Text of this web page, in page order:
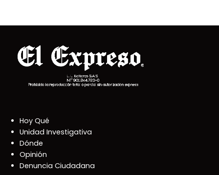
Hoy Qué
Unidad Investigativa
Dónde
Opinión
Denuncia Ciudadana